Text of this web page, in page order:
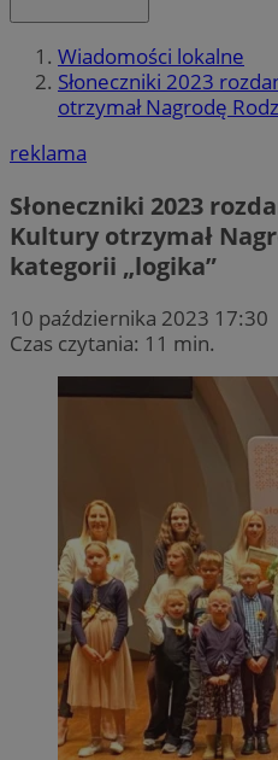
Wiadomości lokalne
Słoneczniki 2023
otrzymał Nagrodę
reklama
Słoneczniki 2023
Kultury otrzymał
kategorii „logika”
10 października 2023 17:30
Czas czytania: 11 min.